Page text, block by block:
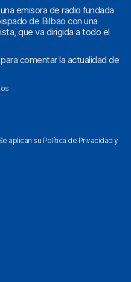
emisora de radio fundada
de Bilbao con una
que va dirigida a todo el
comentar la actualidad de
aplican su Política de Privacidad y